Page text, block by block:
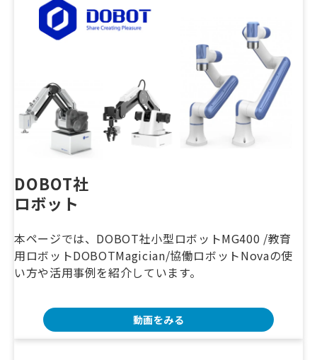
DOBOT社
ロボット
本ページでは、DOBOT社小型ロボットMG400 /教育
用ロボットDOBOTMagician/協働ロボットNovaの使
い方や活用事例を紹介しています。
動画をみる